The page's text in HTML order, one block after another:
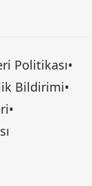
Politikası•
Bildirimi•
•